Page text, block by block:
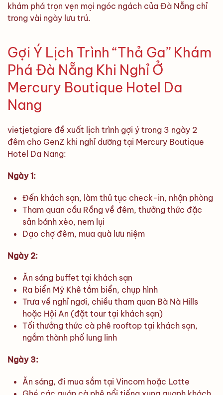
khám phá trọn vẹn mọi ngóc ngách của Đà Nẵng chỉ
trong vài ngày lưu trú.
Gợi Ý Lịch Trình “Thả Ga” Khám
Phá Đà Nẵng Khi Nghỉ Ở
Mercury Boutique Hotel Da
Nang
vietjetgiare đề xuất lịch trình gợi ý trong 3 ngày 2
đêm cho GenZ khi nghỉ dưỡng tại Mercury Boutique
Hotel Da Nang:
Ngày 1:
Đến khách sạn, làm thủ tục check-in, nhận phòng
Tham quan cầu Rồng về đêm, thưởng thức đặc
sản bánh xèo, nem lụi
Dạo chợ đêm, mua quà lưu niệm
Ngày 2:
Ăn sáng buffet tại khách sạn
Ra biển Mỹ Khê tắm biển, chụp hình
Trưa về nghỉ ngơi, chiều tham quan Bà Nà Hills
hoặc Hội An (đặt tour tại khách sạn)
Tối thưởng thức cà phê rooftop tại khách sạn,
ngắm thành phố lung linh
Ngày 3:
Ăn sáng, đi mua sắm tại Vincom hoặc Lotte